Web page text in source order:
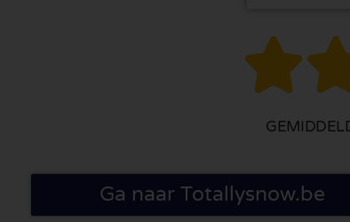

Ga naar Totallysnow.be